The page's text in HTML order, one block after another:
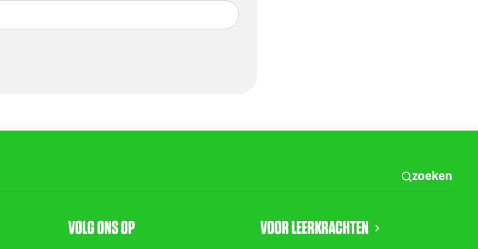
zoeken
VOLG ONS OP VOOR LEERKRACHTEN